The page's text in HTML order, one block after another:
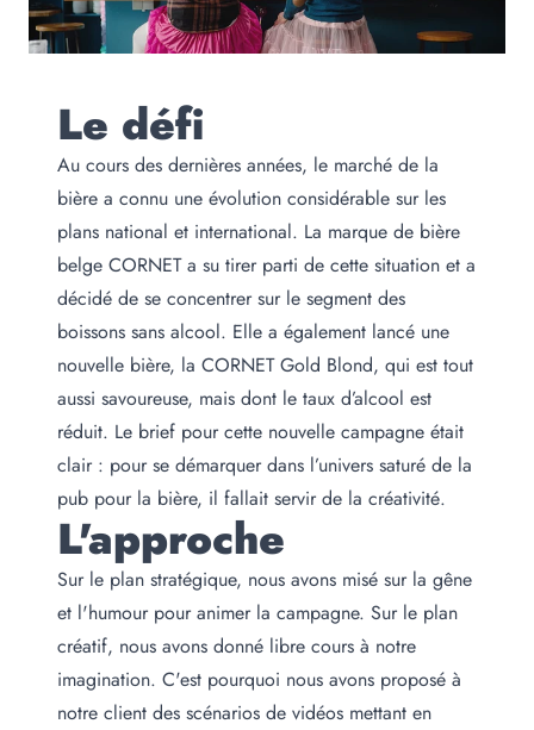
Le défi
Au cours des dernières années, le marché de la
bière a connu une évolution considérable sur les
plans national et international. La marque de bière
belge CORNET a su tirer parti de cette situation et a
décidé de se concentrer sur le segment des
boissons sans alcool. Elle a également lancé une
nouvelle bière, la CORNET Gold Blond, qui est tout
aussi savoureuse, mais dont le taux d’alcool est
réduit. Le brief pour cette nouvelle campagne était
clair : pour se démarquer dans l’univers saturé de la
pub pour la bière, il fallait servir de la créativité.
L'approche
Sur le plan stratégique, nous avons misé sur la gêne
et l'humour pour animer la campagne. Sur le plan
créatif, nous avons donné libre cours à notre
imagination. C'est pourquoi nous avons proposé à
notre client des scénarios de vidéos mettant en